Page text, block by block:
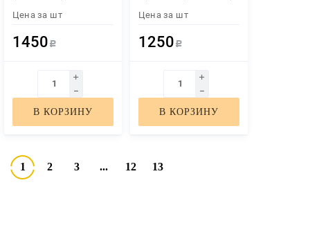
Цена за шт
1450 Р
В КОРЗИНУ
Цена за шт
1250 Р
В КОРЗИНУ
1 2 3 ... 12 13